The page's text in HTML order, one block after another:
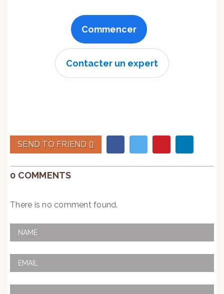
Commencer
Contacter un expert
SEND TO FRIEND
0 COMMENTS
There is no comment found.